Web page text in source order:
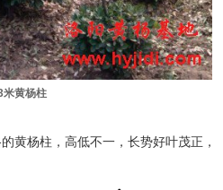
米黄杨柱
黄杨柱，高低不一，长势好叶茂正，